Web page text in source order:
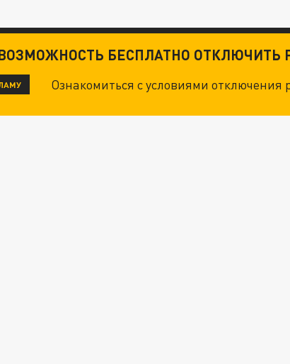
БЕСПЛАТНО ОТКЛЮЧИТЬ
Ознакомиться с условиями